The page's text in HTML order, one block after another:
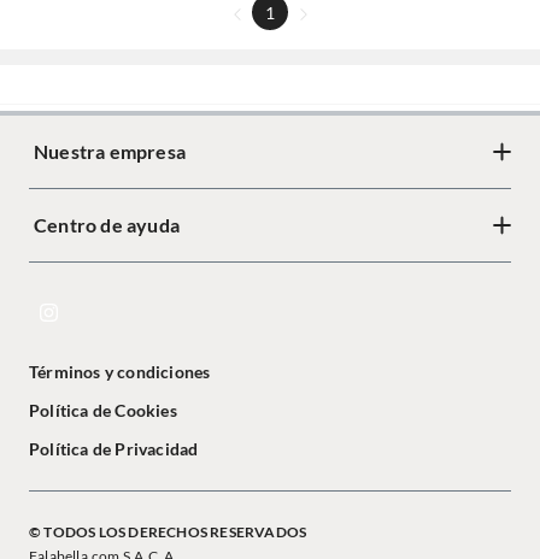
1
Nuestra empresa
Centro de ayuda
Términos y condiciones
Política de Cookies
Política de Privacidad
© TODOS LOS DERECHOS RESERVADOS